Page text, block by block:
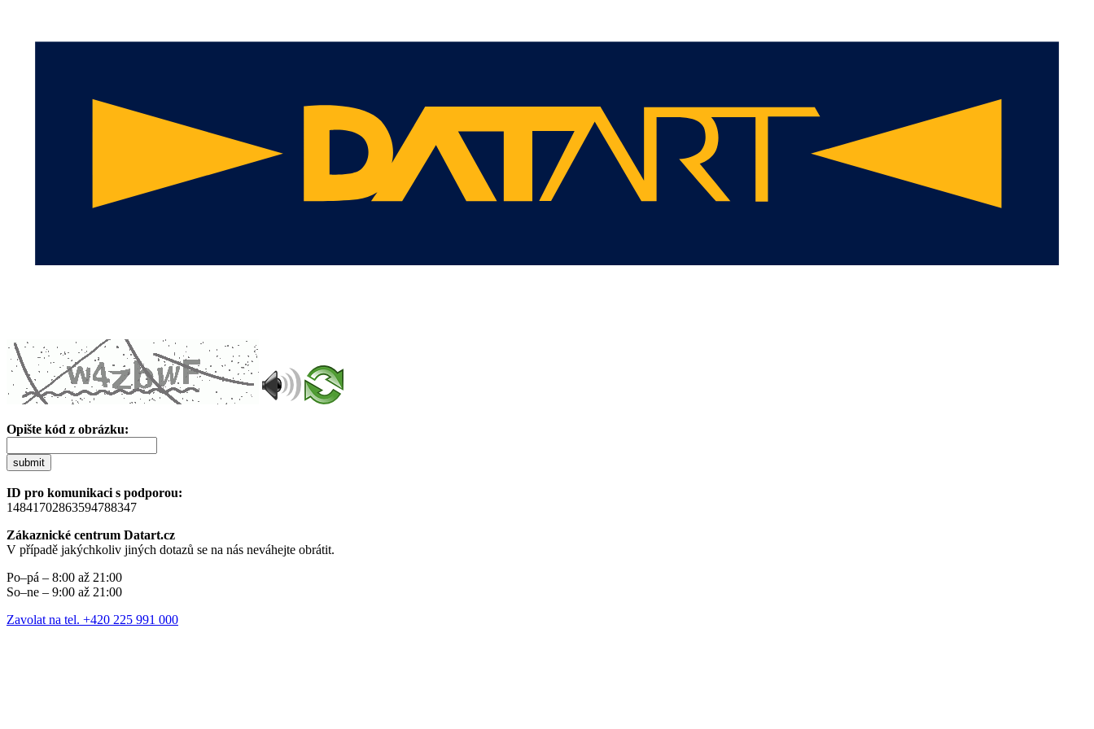
Opište kód z obrázku:
submit
ID pro komunikaci s podporou:
14841702863594788347
Zákaznické centrum Datart.cz
V případě jakýchkoliv jiných dotazů se na nás neváhejte obrátit.
Po–pá – 8:00 až 21:00
So–ne – 9:00 až 21:00
Zavolat na tel. +420 225 991 000